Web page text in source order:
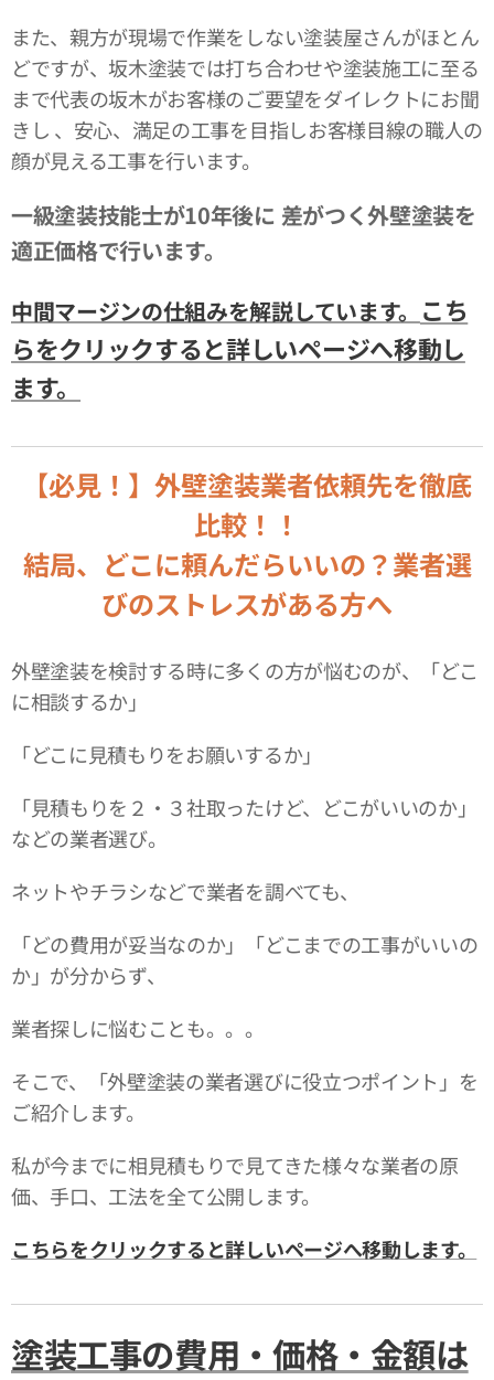
また、親方が現場で作業をしない塗装屋さんがほとん
どですが、坂木塗装では打ち合わせや塗装施工に至る
まで代表の坂木がお客様のご要望をダイレクトにお聞
きし 、安心、満足の工事を目指しお客様目線の職人の
顔が見える工事を行います。
一級塗装技能士が10年後に 差がつく外壁塗装を
適正価格で行います。
中間マージンの仕組みを解説しています。 こち
らをクリックすると詳しいページへ移動し
ます。
【必見！】外壁塗装業者依頼先を徹底
比較！！
結局、どこに頼んだらいいの？業者選
びのストレスがある方へ
外壁塗装を検討する時に多くの方が悩むのが、「どこ
に相談するか」
「どこに見積もりをお願いするか」
「見積もりを２・３社取ったけど、どこがいいのか」
などの業者選び。
ネットやチラシなどで業者を調べても、
「どの費用が妥当なのか」「どこまでの工事がいいの
か」が分からず、
業者探しに悩むことも。。。
そこで、「外壁塗装の業者選びに役立つポイント」を
ご紹介します。
私が今までに相見積もりで見てきた様々な業者の原
価、手口、工法を全て公開します。
こちらをクリックすると詳しいページへ移動します。
塗装工事の費用・価格・金額は